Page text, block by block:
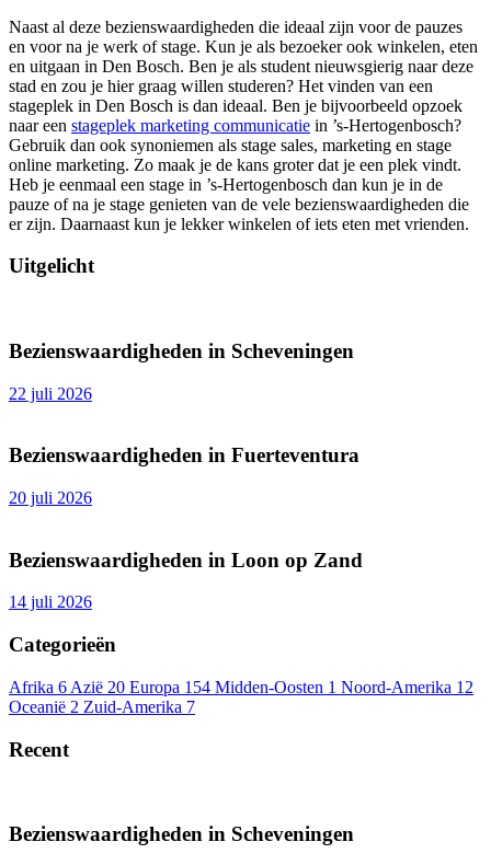
Naast al deze bezienswaardigheden die ideaal zijn voor de pauzes
en voor na je werk of stage. Kun je als bezoeker ook winkelen, eten
en uitgaan in Den Bosch. Ben je als student nieuwsgierig naar deze
stad en zou je hier graag willen studeren? Het vinden van een
stageplek in Den Bosch is dan ideaal. Ben je bijvoorbeeld opzoek
naar een stageplek marketing communicatie in ’s-Hertogenbosch?
Gebruik dan ook synoniemen als stage sales, marketing en stage
online marketing. Zo maak je de kans groter dat je een plek vindt.
Heb je eenmaal een stage in ’s-Hertogenbosch dan kun je in de
pauze of na je stage genieten van de vele bezienswaardigheden die
er zijn. Daarnaast kun je lekker winkelen of iets eten met vrienden.
Uitgelicht
Bezienswaardigheden in Scheveningen
22 juli 2026
Bezienswaardigheden in Fuerteventura
20 juli 2026
Bezienswaardigheden in Loon op Zand
14 juli 2026
Categorieën
Afrika 6 Azië 20 Europa 154 Midden-Oosten 1 Noord-Amerika 12
Oceanië 2 Zuid-Amerika 7
Recent
Bezienswaardigheden in Scheveningen